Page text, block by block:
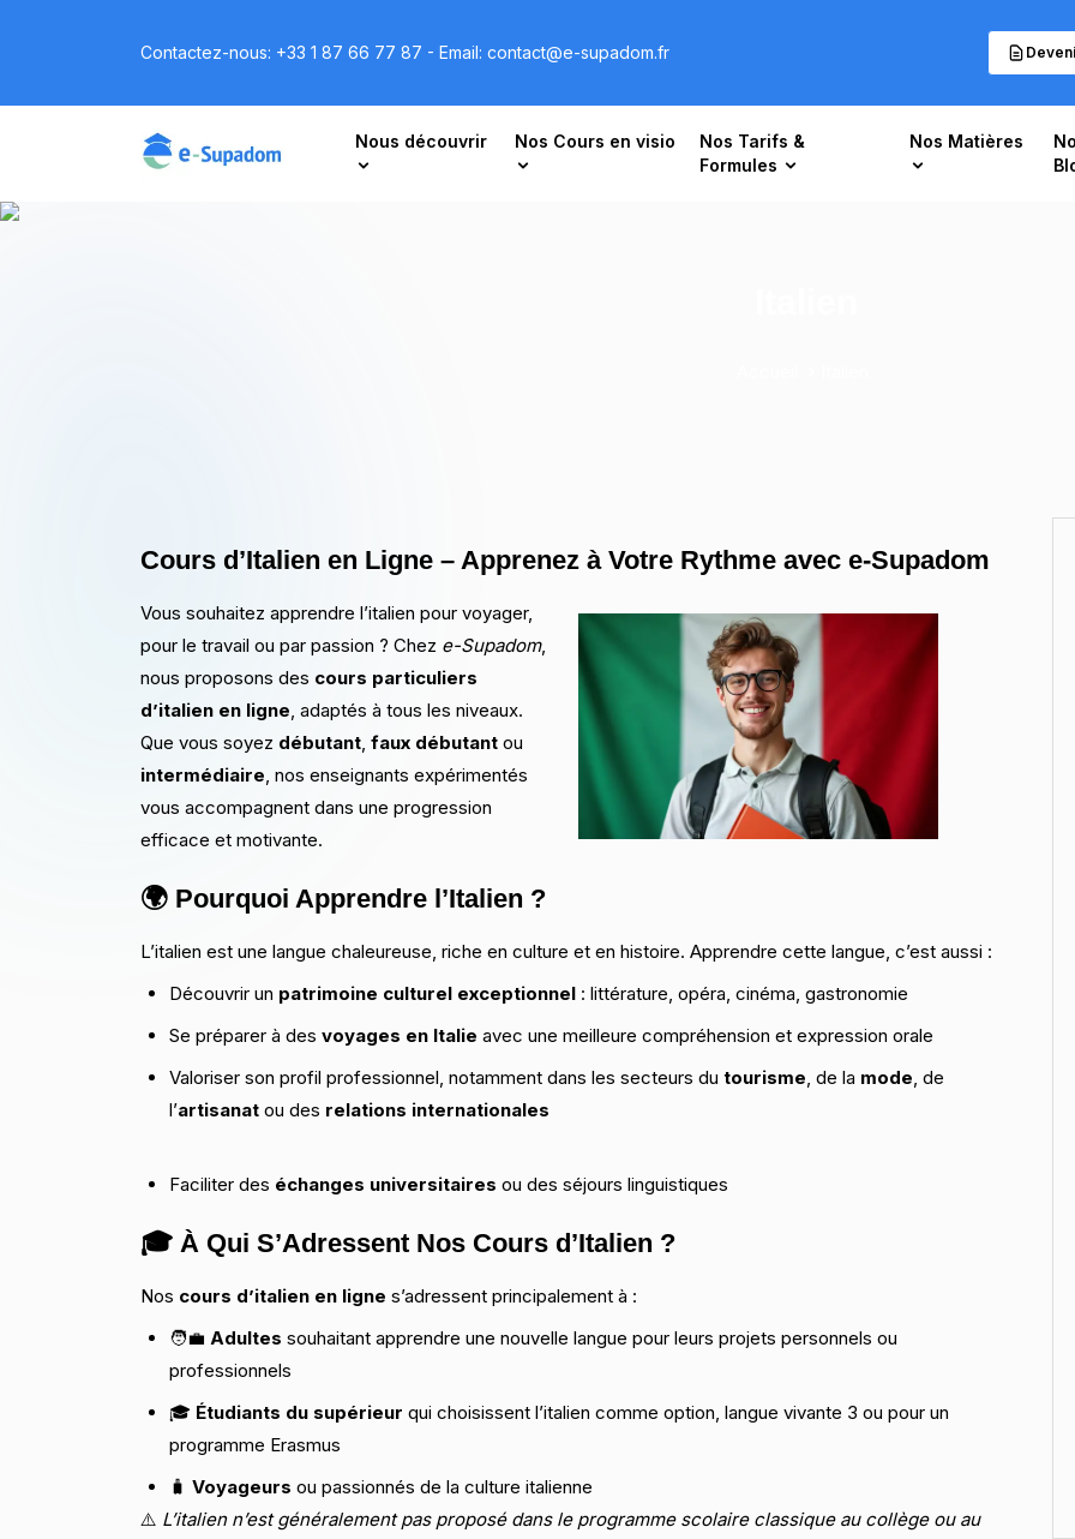
Contactez-nous: +33 1 87 66 77 87 - Email: contact@e-supadom.fr
Nous découvrir Nos Cours en visio
Nos Tarifs &
Formules
Nos Matières
Cours d’Italien en Ligne – Apprenez à Votre Rythme avec e-Supadom
Vous souhaitez apprendre l’italien pour voyager,
pour le travail ou par passion ? Chez e-Supadom,
nous proposons des cours particuliers
d’italien en ligne, adaptés à tous les niveaux.
Que vous soyez débutant, faux débutant ou
intermédiaire, nos enseignants expérimentés
vous accompagnent dans une progression
efficace et motivante.
🌍 Pourquoi Apprendre l’Italien ?
L’italien est une langue chaleureuse, riche en culture et en histoire. Apprendre cette langue, c’est aussi :
Découvrir un patrimoine culturel exceptionnel : littérature, opéra, cinéma, gastronomie
Se préparer à des voyages en Italie avec une meilleure compréhension et expression orale
Valoriser son profil professionnel, notamment dans les secteurs du tourisme, de la mode, de
l’artisanat ou des relations internationales
Faciliter des échanges universitaires ou des séjours linguistiques
🎓 À Qui S’Adressent Nos Cours d’Italien ?
Nos cours d’italien en ligne s’adressent principalement à :
🧑‍💼 Adultes souhaitant apprendre une nouvelle langue pour leurs projets personnels ou
professionnels
🎓 Étudiants du supérieur qui choisissent l’italien comme option, langue vivante 3 ou pour un
programme Erasmus
🧳 Voyageurs ou passionnés de la culture italienne
⚠️ L’italien n’est généralement pas proposé dans le programme scolaire classique au collège ou au